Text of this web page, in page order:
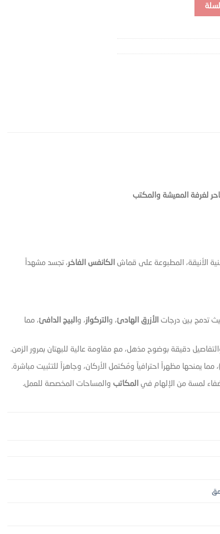
الأنيقة، المطبوعة على قماش الكانفس الفاخر، تجسد مشهداً
تدمج بين درجات الأزرق الهادئ، و التركواز، و البيج الدافئ، مما
دقيقة بوضوح مذهل، مع مقاومة عالية للبهتان بمرور الزمن.
)، مما يمنحها مظهراً احترافياً ومُكتمل الأركان، وجاهزاً للتثبيت مباشرة.
لمسة من الإلهام في المكاتب والمساحات المخصصة للعمل.